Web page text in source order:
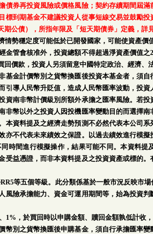
券再投資風險或價格風險；契約存續期間屆
到期基金不建議投資人從事短線交易並鼓勵
公債），所指年限及「短天期債券」定義，詳
勢穩定度可能低於已開發國家，可能使資產
管會核准外，投資總額不得超過淨資產價值
價款，投資人另須留意中國特定政治、經濟、
基金計價幣別之貨幣換匯後投資本基金者，須
導人民幣升貶值，造成人民幣匯率波動，投
南非幣計價級別所額外承擔之匯率風險。若
幣以外之投資人因投機匯率變動目的而選擇
資料提及之經濟走勢預測不必然代表本公司
不代表未來績效之保證。以過去績效進行模
時間進行模擬操作，結果可能不同。本資料提
益憑證，而非本資料提及之投資資產或標的
等五個等級。此分類係基於一般市況反映市
險承擔能力、資金可運用期間等，始為投資
1%，於買回時以申購金額、贖回金額孰低計收
別之貨幣換匯後申購基金，須自行承擔匯率